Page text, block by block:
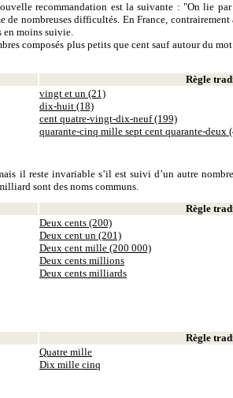
recommandation est la suivante : "On lie
nombreuses difficultés. En France,
en moins suivie.
composés plus petits que cent sauf autour du
Règle
vingt et un (21)
dix-huit (18)
cent quatre-vingt-dix-neuf (199)
quarante-cinq mille sept cent quarante-deux
il reste invariable s’il est suivi d’un autre
sont des noms communs.
Règle
Deux cents (200)
Deux cent un (201)
Deux cent mille (200 000)
Deux cents millions
Deux cents milliards
Règle
Quatre mille
Dix mille cinq